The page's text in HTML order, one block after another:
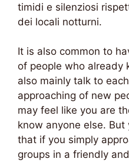
timidi e silenziosi
dei locali notturni.
It is also common to
of people who already
also mainly talk to
approaching of new
may feel like you are
know anyone else.
that if you simply
groups in a friendly